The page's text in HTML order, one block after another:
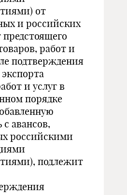
от
и российских
предстоящего
работ и
подтверждения
и услуг в
порядке
авансов,
российскими
подлежит